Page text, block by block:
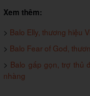
Xem thêm:
> Balo Elly, thương hiệu
> Balo Fear of God,
> Balo gấp gọn, trợ thủ
nhàng